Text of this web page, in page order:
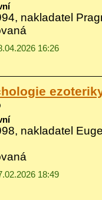
nakladatel
16:26
nakladatel
18:49